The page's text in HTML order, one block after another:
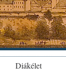
Diákélet